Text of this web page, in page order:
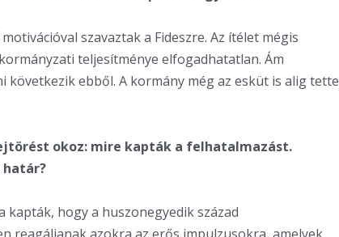
szavaztak a Fideszre. Az ítélet mégis
teljesítménye elfogadhatatlan. Ám
ebből. A kormány még az esküt is alig tette
okoz: mire kapták a felhatalmazást.
határ?
kapták, hogy a huszonegyedik század